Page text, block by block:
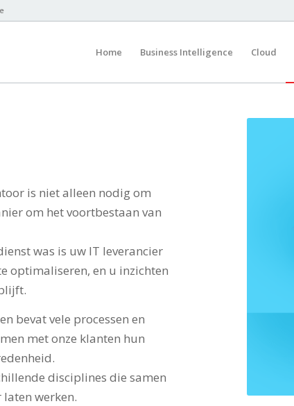
Home Business Intelligence Cloud
is niet alleen nodig om
om het voortbestaan van
was is uw IT leverancier
optimaliseren, en u inzichten
bevat vele processen en
met onze klanten hun
disciplines die samen
werken.